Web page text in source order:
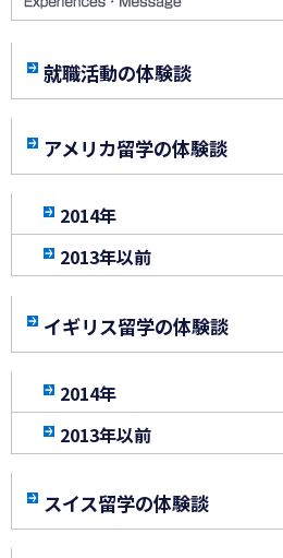
就職活動の体験談
アメリカ留学の体験談
2014年
2013年以前
イギリス留学の体験談
2014年
2013年以前
スイス留学の体験談